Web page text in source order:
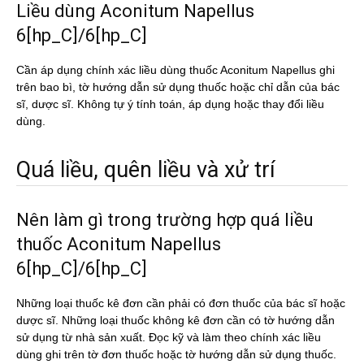
Liều dùng Aconitum Napellus
6[hp_C]/6[hp_C]
Cần áp dụng chính xác liều dùng thuốc Aconitum Napellus ghi
trên bao bì, tờ hướng dẫn sử dụng thuốc hoặc chỉ dẫn của bác
sĩ, dược sĩ. Không tự ý tính toán, áp dụng hoặc thay đổi liều
dùng.
Quá liều, quên liều và xử trí
Nên làm gì trong trường hợp quá liều
thuốc Aconitum Napellus
6[hp_C]/6[hp_C]
Những loại thuốc kê đơn cần phải có đơn thuốc của bác sĩ hoặc
dược sĩ. Những loại thuốc không kê đơn cần có tờ hướng dẫn
sử dụng từ nhà sản xuất. Đọc kỹ và làm theo chính xác liều
dùng ghi trên tờ đơn thuốc hoặc tờ hướng dẫn sử dụng thuốc.